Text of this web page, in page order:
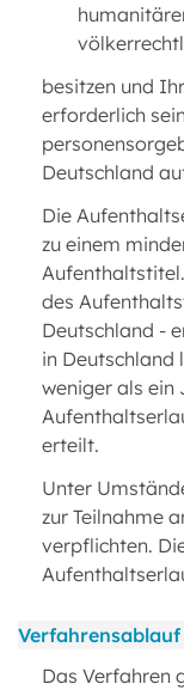
besitzen und
erforderlich
Deutschland
Die
zu einem
des
Deutschland -
in Deutschland
weniger als
erteilt.
Unter
zur Teilnahme
verpflichten.
Verfahrensablauf
Das Verfahren